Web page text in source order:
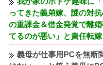
ってきた義弟嫁、謎の対
の重課金＆借金発覚で離
てるのが悪い」と責任転
義母が仕事用PCを無断